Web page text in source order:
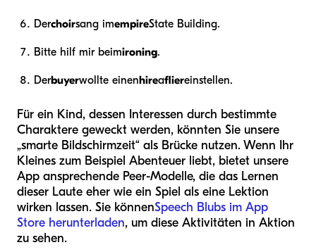
Derchoirsang imempireState Building.
Bitte hilf mir beimironing.
Derbuyerwollte einenhireafliereinstellen.
Für ein Kind, dessen Interessen durch bestimmte
Charaktere geweckt werden, könnten Sie unsere
„smarte Bildschirmzeit“ als Brücke nutzen. Wenn Ihr
Kleines zum Beispiel Abenteuer liebt, bietet unsere
App ansprechende Peer-Modelle, die das Lernen
dieser Laute eher wie ein Spiel als eine Lektion
wirken lassen. Sie könnenSpeech Blubs im App
Store herunterladen, um diese Aktivitäten in Aktion
zu sehen.